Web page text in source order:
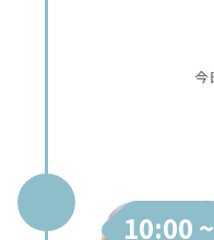
10:00 ~